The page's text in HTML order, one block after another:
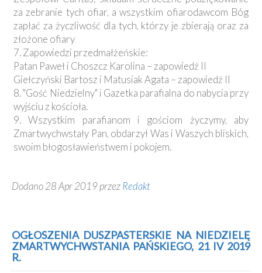
za zebranie tych ofiar, a wszystkim ofiarodawcom Bóg
zapłać za życzliwość dla tych, którzy je zbierają oraz za
złożone ofiary
7. Zapowiedzi przedmałżeńskie:
Patan Paweł i Choszcz Karolina – zapowiedź II
Giełczyński Bartosz i Matusiak Agata – zapowiedź II
8. "Gość Niedzielny" i Gazetka parafialna do nabycia przy
wyjściu z kościoła.
9. Wszystkim parafianom i gościom życzymy, aby
Zmartwychwstały Pan, obdarzył Was i Waszych bliskich,
swoim błogosławieństwem i pokojem.
Dodano 28 Apr 2019 przezRedakt
OGŁOSZENIA DUSZPASTERSKIE NA NIEDZIELĘ
ZMARTWYCHWSTANIA PAŃSKIEGO, 21 IV 2019
R.